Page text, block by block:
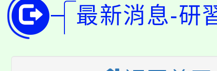
開!
115年桃園市運動會8/
田徑場及游泳池舉行。
桃園市低收入戶享有免
視費優惠，中低收入戶
大園自造教育及科技中
最新消息-研